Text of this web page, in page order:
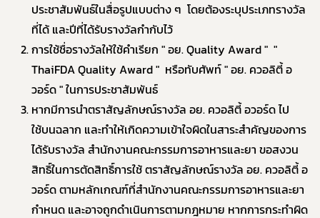
ประชาสัมพันธ์ในสื่อรูปแบบต่าง ๆ โดยต้องระบุประเภทรางวัล
ที่ได้ และปีที่ได้รับรางวัลกำกับไว้
การใช้ชื่อรางวัลให้ใช้คำเรียก " อย. Quality Award " "
ThaiFDA Quality Award " หรือทับศัพท์ " อย. ควอลิตี้ อ
วอร์ด " ในการประชาสัมพันธ์
หากมีการนำตราสัญลักษณ์รางวัล อย. ควอลิตี้ อวอร์ด ไป
ใช้บนฉลาก และทำให้เกิดความเข้าใจผิดในสาระสำคัญของการ
ได้รับรางวัล สำนักงานคณะกรรมการอาหารและยา ขอสงวน
สิทธิ์ในการตัดสิทธิ์การใช้ ตราสัญลักษณ์รางวัล อย. ควอลิตี้ อ
วอร์ด ตามหลักเกณฑ์ที่สำนักงานคณะกรรมการอาหารและยา
กำหนด และอาจถูกดำเนินการตามกฎหมาย หากการกระทำผิด
ผู้ประกอบการายย่อย
อาหาร
โควิด